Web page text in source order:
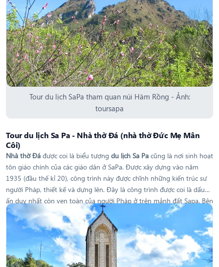
Tour du lịch SaPa tham quan núi Hàm Rồng - Ảnh:
toursapa
Tour du lịch Sa Pa - Nhà thờ Đá (nhà thờ Đức Mẹ Mân
Côi)
Nhà thờ Đá được coi là biểu tượng du lịch Sa Pa cũng là nơi sinh hoạt
tôn giáo chính của các giáo dân ở SaPa. Được xây dựng vào năm
1935 (đầu thế kỉ 20), công trình này được chĩnh những kiến trúc sư
người Pháp, thiết kế và dựng lên. Đây là công trình được coi là dấu
ấn duy nhất còn vẹn toàn của người Pháp ở trên mảnh đất Sapa. Bên
cạnh đó, do là một công trình được kiến thiết từ rất sớm, cùng với
mảnh đất và con người nơi đây, Nhà thờ Sa Pa cũng trải quan nhiều
biến cố của lịch sử và được trùng tu rất nhiều lấn thế nhưng nhà thờ
vẫn còn giữ được nguyên vẹn nhứ trước đây.